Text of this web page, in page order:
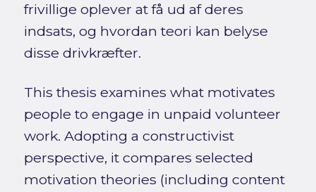
frivillige oplever at få ud af deres
indsats, og hvordan teori kan belyse
disse drivkræfter.
This thesis examines what motivates
people to engage in unpaid volunteer
work. Adopting a constructivist
perspective, it compares selected
motivation theories (including content